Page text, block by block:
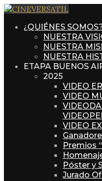
¿QUIÉNES
NUESTRA
NUESTRA
NUESTRA
ETAPA BUENOS
2025
VIDEO
VIDEO
VIDEO
Premios
Póster y
Jurado